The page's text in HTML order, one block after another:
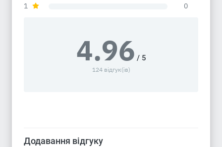
1
0
4.96 / 5
124 відгук(ів)
Додавання відгуку